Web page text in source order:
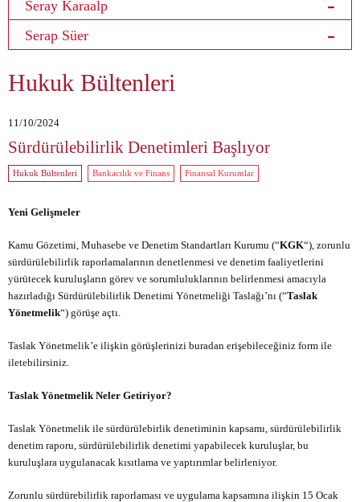
Seray Karaalp
Serap Süer
Hukuk Bültenleri
11/10/2024
Sürdürülebilirlik Denetimleri Başlıyor
Hukuk Bültenleri Bankacılık ve Finans Finansal Kurumlar
Yeni Gelişmeler
Kamu Gözetimi, Muhasebe ve Denetim Standartları Kurumu (“KGK“), zorunlu
sürdürülebilirlik raporlamalarının denetlenmesi ve denetim faaliyetlerini
yürütecek kuruluşların görev ve sorumluluklarının belirlenmesi amacıyla
hazırladığı Sürdürülebilirlik Denetimi Yönetmeliği Taslağı’nı (“Taslak
Yönetmelik“) görüşe açtı.
Taslak Yönetmelik’e ilişkin görüşlerinizi buradan erişebileceğiniz form ile
iletebilirsiniz.
Taslak Yönetmelik Neler Getiriyor?
Taslak Yönetmelik ile sürdürülebirlik denetiminin kapsamı, sürdürülebilirlik
denetim raporu, sürdürülebilirlik denetimi yapabilecek kuruluşlar, bu
kuruluşlara uygulanacak kısıtlama ve yaptırımlar belirleniyor.
Zorunlu sürdürebilirlik raporlaması ve uygulama kapsamına ilişkin 15 Ocak